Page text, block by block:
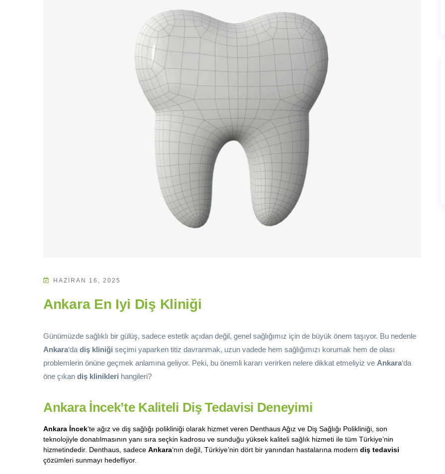
HAZIRAN 16, 2025
Ankara En Iyi Diş Kliniği
Günümüzde sağlıklı bir gülüş, sadece estetik açıdan değil, genel sağlığımız için de büyük önem taşıyor. Bu nedenle
Ankara‘da diş kliniği seçimi yaparken titiz davranmak, uzun vadede hem sağlığımızı korumak hem de olası
problemlerin önüne geçmek anlamına geliyor. Peki, bu önemli kararı verirken nelere dikkat etmeliyiz ve Ankara‘da
öne çıkan diş klinikleri hangileri?
Ankara İncek’te Kaliteli Diş Tedavisi Deneyimi
Ankara İncek‘te ağız ve diş sağlığı polikliniği olarak hizmet veren Denthaus Ağız ve Diş Sağlığı Polikliniği, son
teknolojiyle donatılmasının yanı sıra seçkin kadrosu ve sunduğu yüksek kaliteli sağlık hizmeti ile tüm Türkiye’nin
hizmetindedir. Denthaus, sadece Ankara‘nın değil, Türkiye’nin dört bir yanından hastalarına modern diş tedavisi
çözümleri sunmayı hedefliyor.